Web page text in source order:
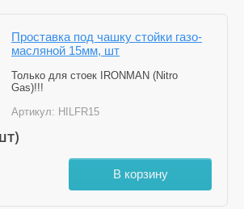
Проставка под чашку стойки газо-
масляной 15мм, шт
Только для стоек IRONMAN (Nitro
Gas)!!!
Артикул: HILFR15
В корзину